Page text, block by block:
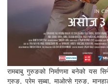
रामबाबु गुरुङको निर्माणमा बनेको यस
गुरुङ, प्रेम सुब्बा, माओत्से गुरुङ,